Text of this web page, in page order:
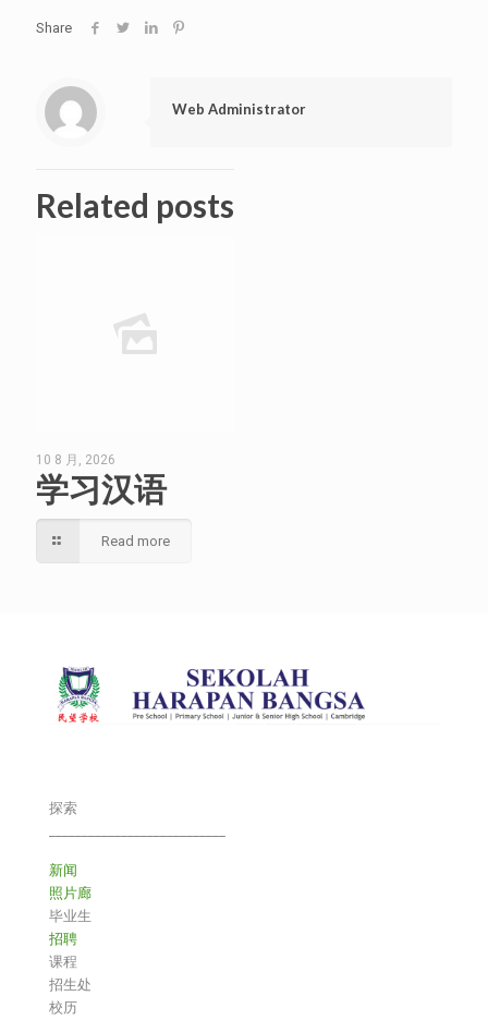
Share
Web Administrator
Related posts
10 8 月, 2026
学习汉语
Read more
探索
新闻
照片廊
毕业生
招聘
课程
招生处
校历